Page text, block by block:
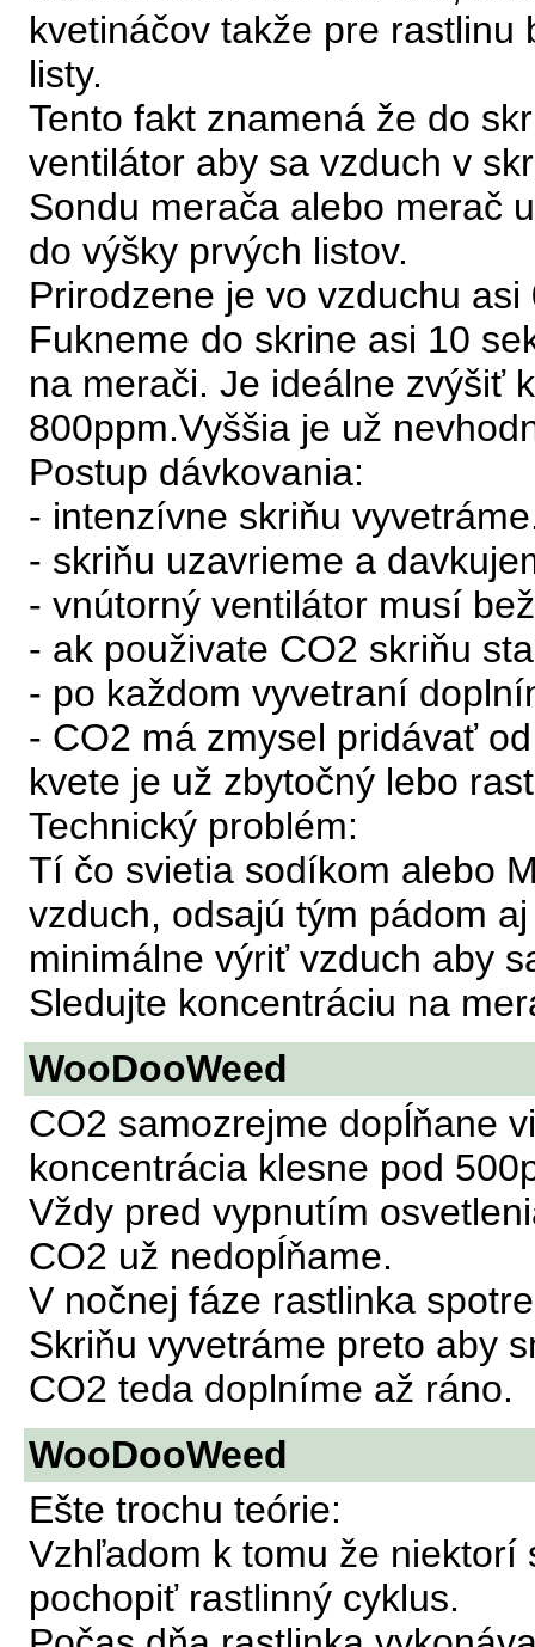
kvetináčov takže pre
listy.
Tento fakt znamená že do
ventilátor aby sa vzduch v
Sondu merača alebo merač
do výšky prvých listov.
Prirodzene je vo vzduchu
Fukneme do skrine asi 10
na merači. Je ideálne zvýšiť
800ppm.Vyššia je už
Postup dávkovania:
- intenzívne skriňu
- skriňu uzavrieme a
- vnútorný ventilátor musí
- ak použivate CO2 skriňu
- po každom vyvetraní
- CO2 má zmysel pridávať
kvete je už zbytočný lebo
Technický problém:
Tí čo svietia sodíkom alebo
vzduch, odsajú tým pádom
minimálne výriť vzduch aby
Sledujte koncentráciu na
WooDooWeed
CO2 samozrejme dopĺňane
koncentrácia klesne pod
Vždy pred vypnutím
CO2 už nedopĺňame.
V nočnej fáze rastlinka
Skriňu vyvetráme preto aby
CO2 teda doplníme až ráno.
WooDooWeed
Ešte trochu teórie:
Vzhľadom k tomu že
pochopiť rastlinný cyklus.